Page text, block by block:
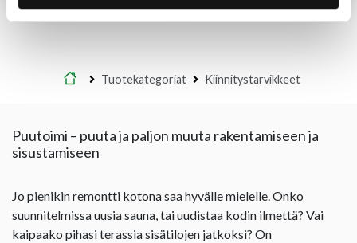
Etusivu
Tuotekategoriat Kiinnitystarvikkeet
Puutoimi – puuta ja paljon muuta rakentamiseen ja
sisustamiseen
Jo pienikin remontti kotona saa hyvälle mielelle. Onko
suunnitelmissa uusia sauna, tai uudistaa kodin ilmettä? Vai
kaipaako pihasi terassia sisätilojen jatkoksi? On